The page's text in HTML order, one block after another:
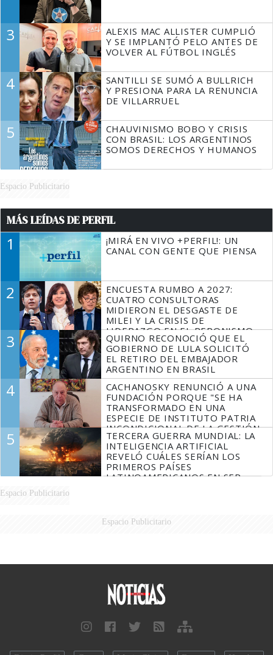
3
ALEXIS MAC ALLISTER CUMPLIÓ
Y SE IMPLANTÓ PELO ANTES DE
VOLVER AL FÚTBOL INGLÉS
4
SANTILLI SE SUMÓ A BULLRICH
Y PRESIONA PARA LA RENUNCIA
DE VILLARRUEL
5
CHAUVINISMO BOBO Y CRISIS
CON BRASIL: LOS ARGENTINOS
SOMOS DERECHOS Y HUMANOS
Espacio Publicitario
MÁS LEÍDAS DE PERFIL
1
¡MIRÁ EN VIVO +PERFIL!: UN
CANAL CON GENTE QUE PIENSA
2
ENCUESTA RUMBO A 2027:
CUATRO CONSULTORAS
MIDIERON EL DESGASTE DE
MILEI Y LA CRISIS DE
LIDERAZGO EN EL PERONISMO
3
QUIRNO RECONOCIÓ QUE EL
GOBIERNO DE LULA SOLICITÓ
EL RETIRO DEL EMBAJADOR
ARGENTINO EN BRASIL
4
CACHANOSKY RENUNCIÓ A UNA
FUNDACIÓN PORQUE "SE HA
TRANSFORMADO EN UNA
ESPECIE DE INSTITUTO PATRIA
INCONDICIONAL DE LA GESTIÓN
DE MILEI"
5
TERCERA GUERRA MUNDIAL: LA
INTELIGENCIA ARTIFICIAL
REVELÓ CUÁLES SERÍAN LOS
PRIMEROS PAÍSES
LATINOAMERICANOS EN SER
Espacio Publicitario
Espacio Publicitario